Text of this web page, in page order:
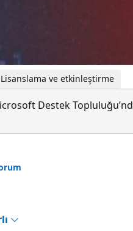
ve etkinleştirme
Destek